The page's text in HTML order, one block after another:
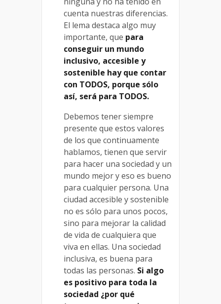
cuenta nuestras diferencias.
El lema destaca algo muy
importante, que para
conseguir un mundo
inclusivo, accesible y
sostenible hay que contar
con TODOS, porque sólo
así, será para TODOS.
Debemos tener siempre
presente que estos valores
de los que continuamente
hablamos, tienen que servir
para hacer una sociedad y un
mundo mejor y eso es bueno
para cualquier persona. Una
ciudad accesible y sostenible
no es sólo para unos pocos,
sino para mejorar la calidad
de vida de cualquiera que
viva en ellas. Una sociedad
inclusiva, es buena para
todas las personas. Si algo
es positivo para toda la
sociedad ¿por qué